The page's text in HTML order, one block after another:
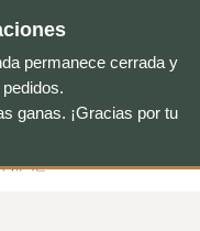
permanece cerrada y
ganas. ¡Gracias por tu